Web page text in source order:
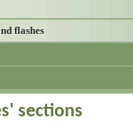
flashes
sections